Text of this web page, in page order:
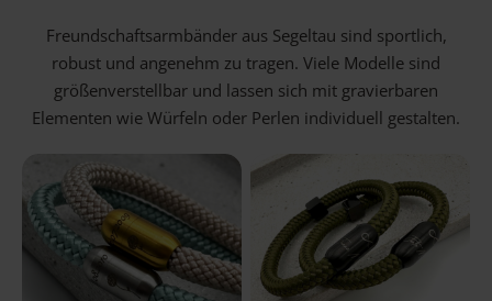
Freundschaftsarmbänder aus Segeltau sind sportlich,
robust und angenehm zu tragen. Viele Modelle sind
größenverstellbar und lassen sich mit gravierbaren
Elementen wie Würfeln oder Perlen individuell gestalten.